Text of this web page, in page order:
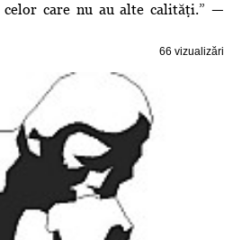
celor care nu au alte calităţi.” —
66 vizualizări